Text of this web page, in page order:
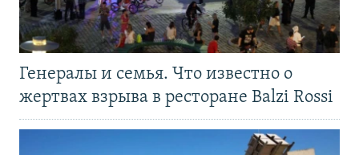
Генералы и семья. Что известно о
жертвах взрыва в ресторане Balzi Rossi